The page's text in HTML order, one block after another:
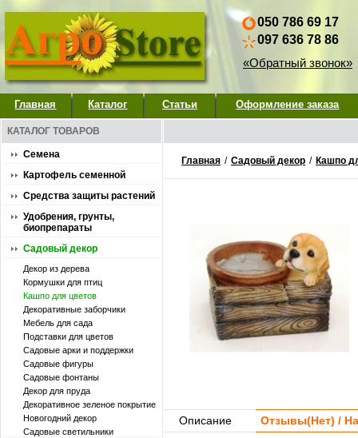
050 786 69 17
097 636 78 86
«Обратный звонок»
Главная Каталог Статьи Оформление заказа
КАТАЛОГ ТОВАРОВ
Семена
Картофель семенной
Средства защиты растений
Удобрения, грунты,
биопрепараты
Садовый декор
Декор из дерева
Кормушки для птиц
Кашпо для цветов
Декоративные заборчики
Мебель для сада
Подставки для цветов
Садовые арки и поддержки
Садовые фигуры
Садовые фонтаны
Декор для пруда
Декоративное зеленое покрытие
Новогодний декор
Садовые светильники
Главная / Садовый декор / Кашпо
Описание Отзывы(Нет) /